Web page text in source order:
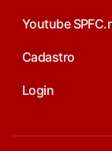
Youtube
Cadastro
Login